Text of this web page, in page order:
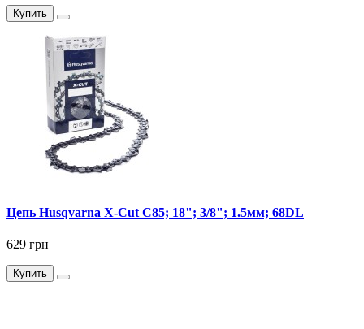
Купить
Цепь Husqvarna X-Cut C85; 18"; 3/8"; 1.5мм; 68DL
629 грн
Купить